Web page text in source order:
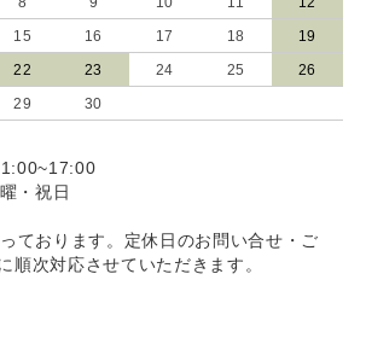
15 16 17 18 19
22 23 24 25 26
29 30
・祝日
ております。定休日のお問い合せ・ご
順次対応させていただきます。